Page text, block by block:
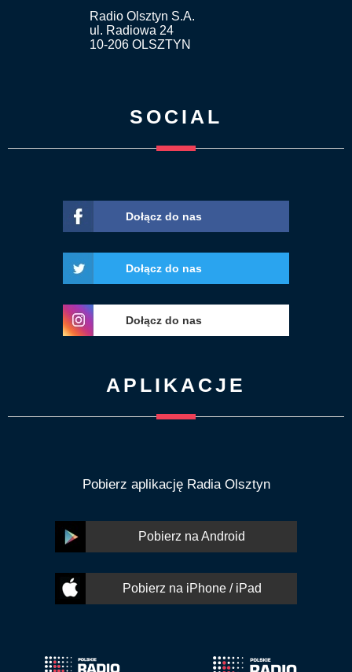
Radio Olsztyn S.A.
ul. Radiowa 24
10-206 OLSZTYN
SOCIAL
Dołącz do nas
Dołącz do nas
Dołącz do nas
APLIKACJE
Pobierz aplikację Radia Olsztyn
Pobierz na Android
Pobierz na iPhone / iPad